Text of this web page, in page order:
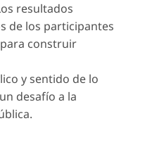
resultados
de los participantes
construir
y sentido de lo
desafío a la